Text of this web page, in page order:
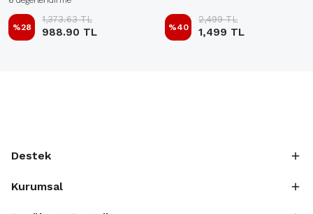
%28
1,373.63 TL
988.90 TL %40
2,499 TL
1,499 TL
Destek
Kurumsal